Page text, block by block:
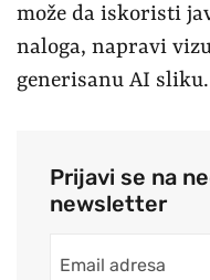
može da iskoristi
naloga, napravi
generisanu AI sliku.
Prijavi se na
newsletter